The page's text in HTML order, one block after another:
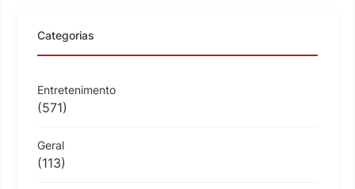
Categorias
Entretenimento
(571)
Geral
(113)